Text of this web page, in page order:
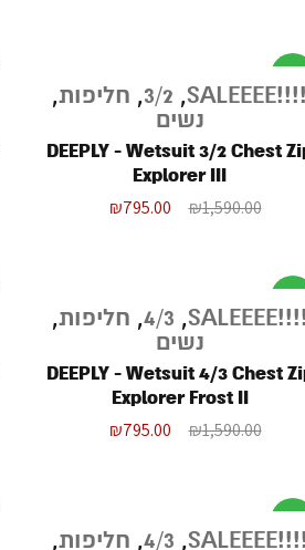
!!!!SALEEEE
,
3/2
, חליפות,
נשים
DEEPLY - Wetsuit 3/2 Chest
Explorer III
₪1,590.00
₪795.00
!!!!SALEEEE
,
4/3
, חליפות,
נשים
DEEPLY - Wetsuit 4/3 Chest
Explorer Frost II
₪1,590.00
₪795.00
!!!!SALEEEE
,
4/3
, חליפות,